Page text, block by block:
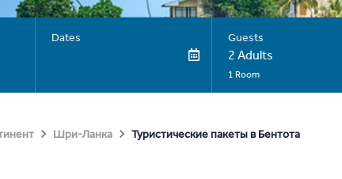
Dates Guests
2 Adults
1 Room
Шри-Ланка Туристические пакеты в Бентота